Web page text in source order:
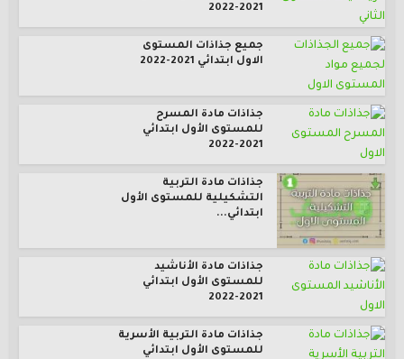
2021-2022
جميع جذاذات المستوى
الاول ابتدائي 2021-2022
جذاذات مادة المسرح
للمستوى الأول ابتدائي
2021-2022
جذاذات مادة التربية
التشكيلية للمستوى الأول
ابتدائي...
جذاذات مادة الأناشيد
للمستوى الأول ابتدائي
2021-2022
جذاذات مادة التربية الأسرية
للمستوى الأول ابتدائي